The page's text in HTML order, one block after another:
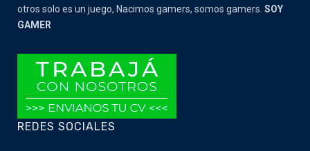
otros solo es un juego, Nacimos gamers, somos gamers. SOY
GAMER
REDES SOCIALES